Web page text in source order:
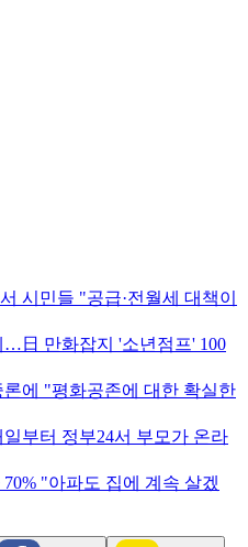
시민들 "공급·전월세 대책이
…日 만화잡지 '소년점프' 100
에 "평화공존에 대한 확실한
부터 정부24서 부모가 온라
"아파도 집에 계속 살겠